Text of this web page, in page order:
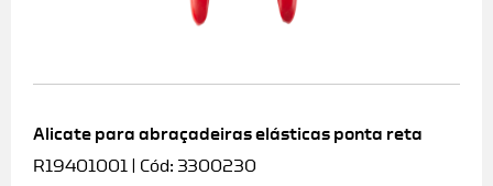
Alicate para abraçadeiras elásticas ponta reta
R19401001 | Cód: 3300230